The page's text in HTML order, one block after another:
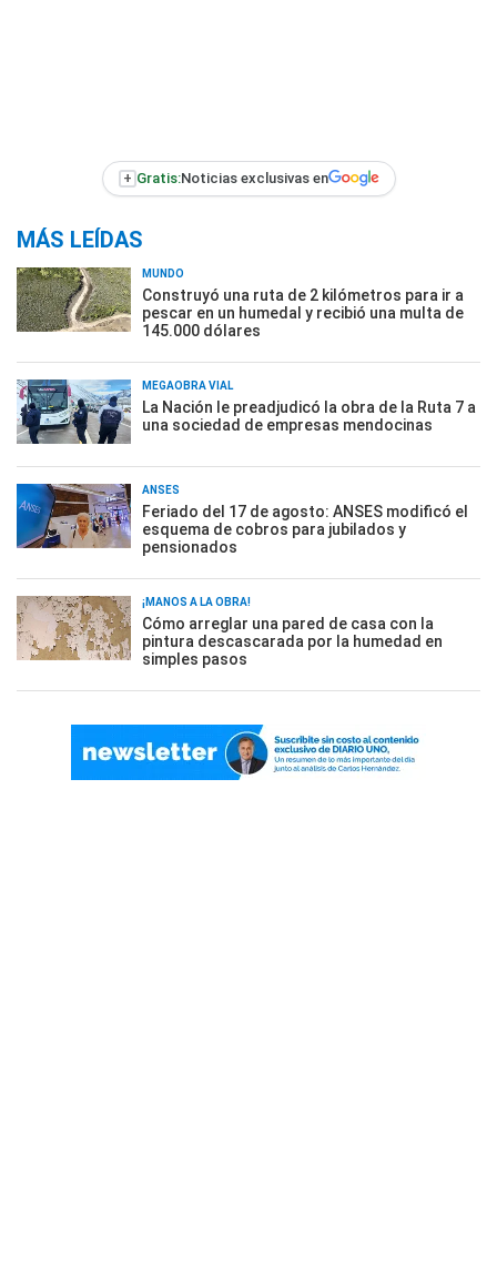
+ Gratis:Noticias exclusivas en
MÁS LEÍDAS
MUNDO
Construyó una ruta de 2 kilómetros para ir a
pescar en un humedal y recibió una multa de
145.000 dólares
MEGAOBRA VIAL
La Nación le preadjudicó la obra de la Ruta 7 a
una sociedad de empresas mendocinas
ANSES
Feriado del 17 de agosto: ANSES modificó el
esquema de cobros para jubilados y
pensionados
¡MANOS A LA OBRA!
Cómo arreglar una pared de casa con la
pintura descascarada por la humedad en
simples pasos